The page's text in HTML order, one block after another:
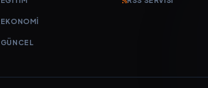
EKONOMİ
GÜNCEL